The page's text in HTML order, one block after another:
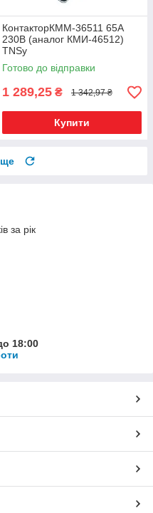
КонтакторКММ-36511 65А
230В (аналог КМИ-46512)
TNSy
Готово до відправки
1 289,25 ₴ 1 342,97 ₴
Купити
ще
за рік
18:00